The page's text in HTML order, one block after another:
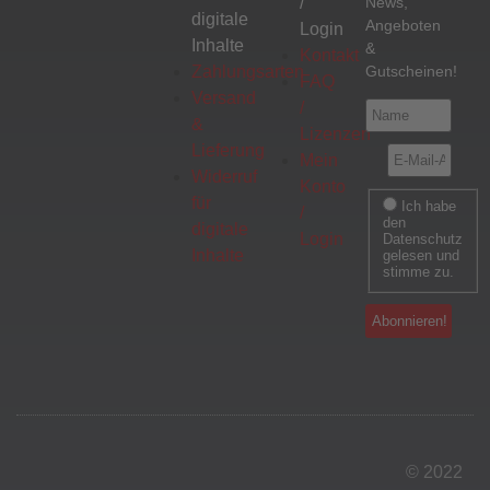
digitale
Inhalte
Zahlungsarten
Versand
&
Lieferung
Widerruf
für
digitale
Inhalte
Login
Kontakt
FAQ
/
Lizenzen
Mein
Konto
/
Login
Angeboten
&
Gutscheinen!
den
Datenschutz
gelesen und
stimme zu.
© 2022